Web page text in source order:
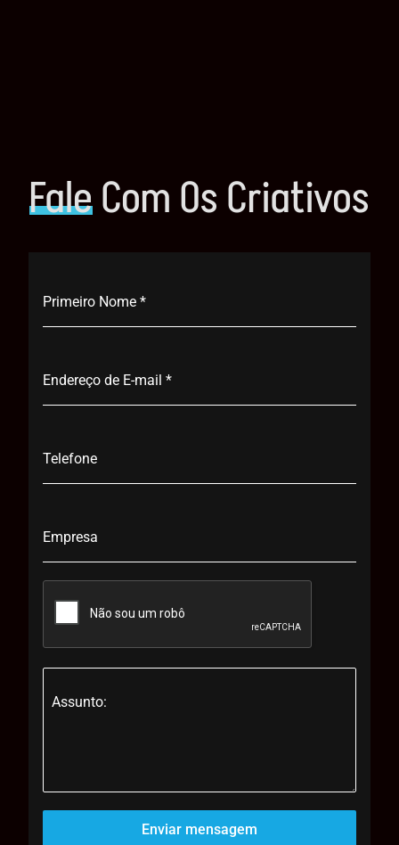
Fale Com Os Criativos
Primeiro Nome *
Endereço de E-mail *
Telefone
Empresa
Assunto:
Enviar mensagem